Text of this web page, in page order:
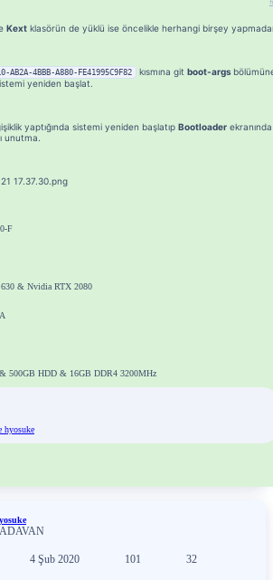
Kext klasörün de yüklü ise öncelikle herhangi birşey
AB2A-4BBB-A880-FE41995C9F82 kısmına git boot-args
yeniden başlat.
yaptığında sistemi yeniden başlatıp Bootloader ekranında
unutma.
F
& Nvidia RTX 2080
500GB HDD & 16GB DDR4 3200MHz
hyosuke
4 Şub 2020 101 32